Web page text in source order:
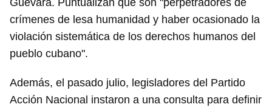
Guevara. Puntualizan que son "perpetradores de
crímenes de lesa humanidad y haber ocasionado la
violación sistemática de los derechos humanos del
pueblo cubano".
Además, el pasado julio, legisladores del Partido
Acción Nacional instaron a una consulta para definir